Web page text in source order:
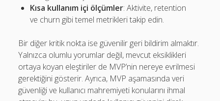
Kısa kullanım içi ölçümler: Aktivite, retention
ve churn gibi temel metrikleri takip edin.
Bir diğer kritik nokta ise güvenilir geri bildirim almaktır.
Yalnızca olumlu yorumlar değil, mevcut eksiklikleri
ortaya koyan eleştiriler de MVP’nin nereye evrilmesi
gerektiğini gösterir. Ayrıca, MVP aşamasında veri
güvenliği ve kullanıcı mahremiyeti konularını ihmal